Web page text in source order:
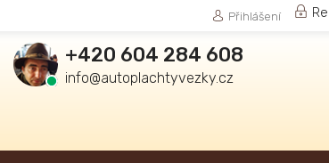
Přihlášení
+420 604 284 608
info@autoplachtyvezky.cz